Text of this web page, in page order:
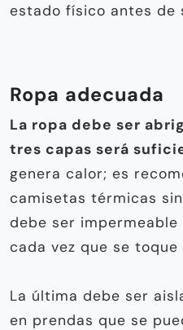
estado físico antes de
Ropa adecuada
La ropa debe ser
tres capas será
genera calor; es
camisetas térmicas
debe ser
cada vez que se toque
La última debe ser
en prendas que se